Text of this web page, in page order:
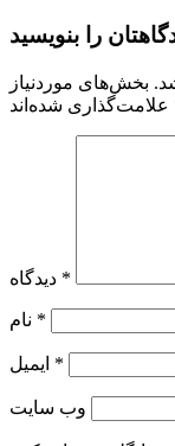
را بنویسید
بخش‌های موردنیاز
*
*
*
وب‌ سایت